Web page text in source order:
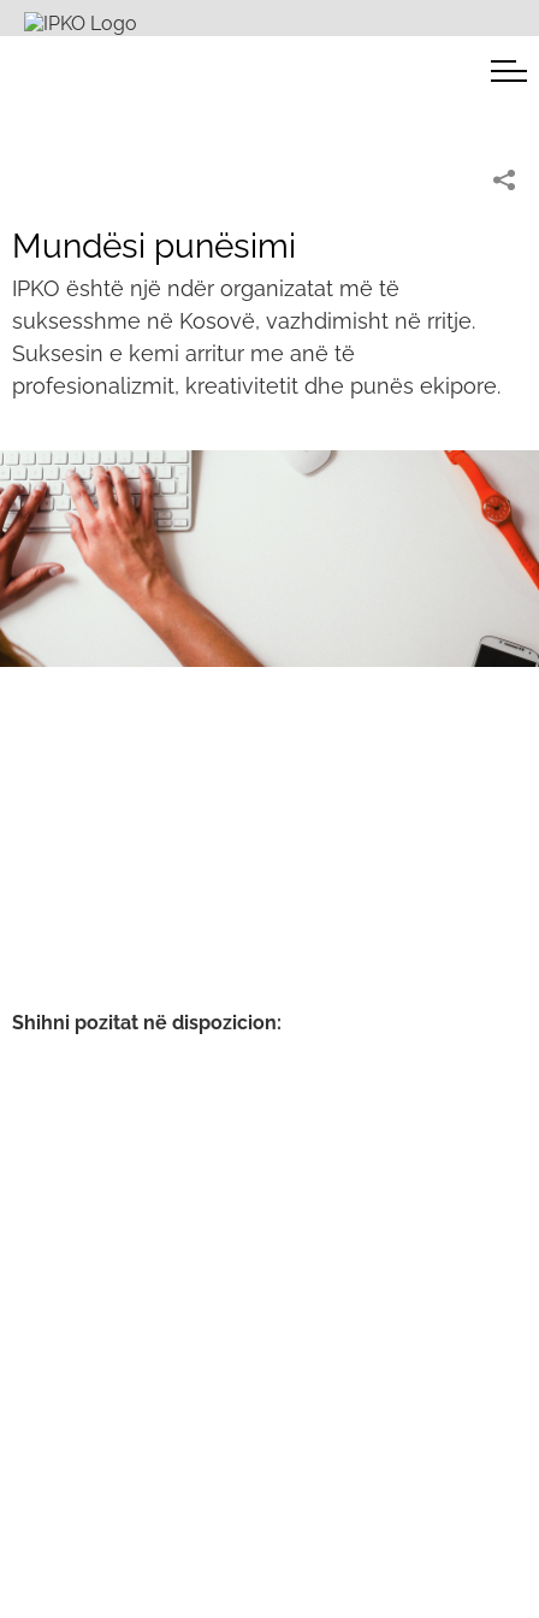
Mundësi punësimi
IPKO është një ndër organizatat më të
suksesshme në Kosovë, vazhdimisht në rritje.
Suksesin e kemi arritur me anë të
profesionalizmit, kreativitetit dhe punës ekipore.
Shihni pozitat në dispozicion: